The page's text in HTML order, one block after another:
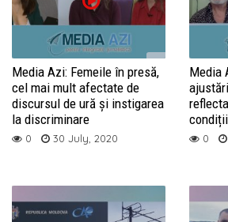
Media Azi: Femeile în presă,
cel mai mult afectate de
discursul de ură și instigarea
la discriminare
0 30 July, 2020
Media
0